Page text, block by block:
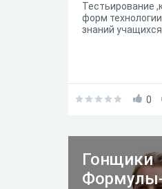
Тестьирование
форм
знаний учащихся
0
Гонщики